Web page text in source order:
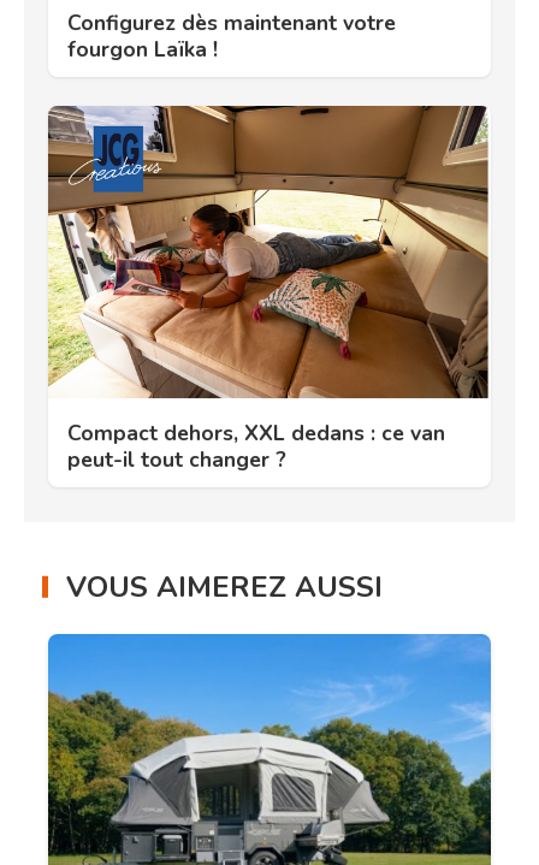
Configurez dès maintenant votre
fourgon Laïka !
Compact dehors, XXL dedans : ce van
peut-il tout changer ?
VOUS AIMEREZ AUSSI